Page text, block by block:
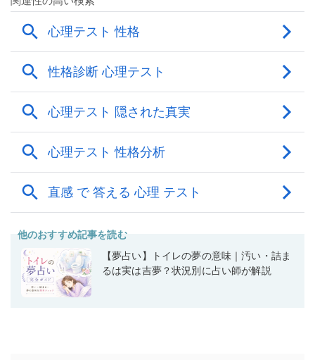
他のおすすめ記事を読む
【夢占い】トイレの夢の意味｜汚い・詰ま
るは実は吉夢？状況別に占い師が解説